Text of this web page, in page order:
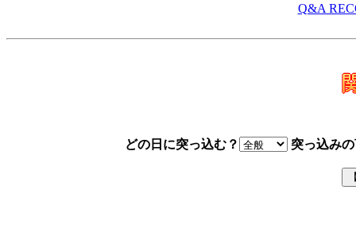
Q&A
どの日に突っ込む？ 突っ込み